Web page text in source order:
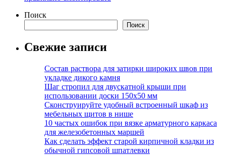
Поиск
Поиск
Свежие записи
Состав раствора для затирки широких швов при
укладке дикого камня
Шаг стропил для двускатной крыши при
использовании доски 150х50 мм
Сконструируйте удобный встроенный шкаф из
мебельных щитов в нише
10 частых ошибок при вязке арматурного каркаса
для железобетонных маршей
Как сделать эффект старой кирпичной кладки из
обычной гипсовой шпатлевки